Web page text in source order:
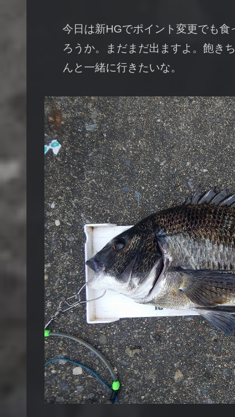
今日は新HGでポイント変更でも
ろうか。まだまだ出ますよ。飽き
んと一緒に行きたいな。